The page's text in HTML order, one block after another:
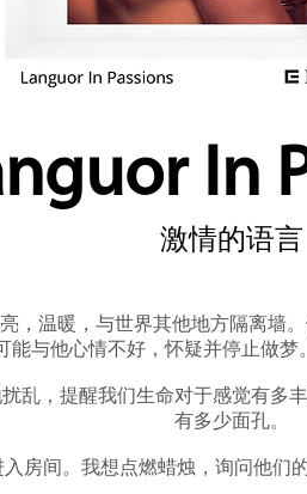
In
激情的语言
，温暖，与世界其他地方隔离墙
能与他心情不好，怀疑并停止做梦
乱，提醒我们生命对于感觉有多
有多少面孔。
房间。我想点燃蜡烛，询问他们